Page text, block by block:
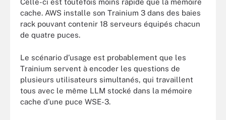
Celle-ci est toutefois moins rapide que la mémoire
cache. AWS installe son Trainium 3 dans des baies
rack pouvant contenir 18 serveurs équipés chacun
de quatre puces.
Le scénario d’usage est probablement que les
Trainium servent à encoder les questions de
plusieurs utilisateurs simultanés, qui travaillent
tous avec le même LLM stocké dans la mémoire
cache d’une puce WSE-3.